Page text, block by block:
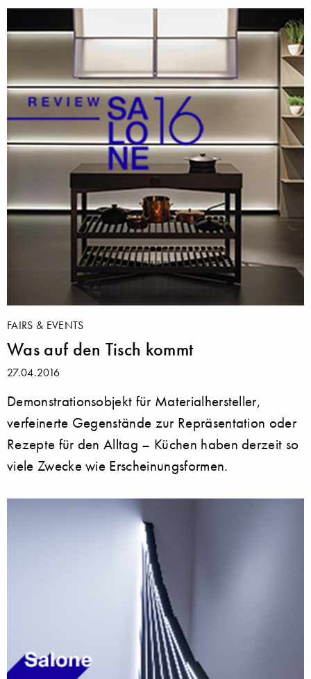
FAIRS & EVENTS
Was auf den Tisch kommt
27.04.2016
Demonstrationsobjekt für Materialhersteller,
verfeinerte Gegenstände zur Repräsentation oder
Rezepte für den Alltag – Küchen haben derzeit so
viele Zwecke wie Erscheinungsformen.